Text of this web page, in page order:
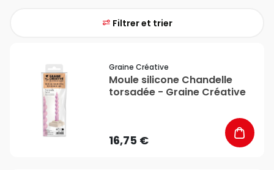
Filtrer et trier
Graine Créative
Moule silicone Chandelle
torsadée - Graine Créative
16,75 €